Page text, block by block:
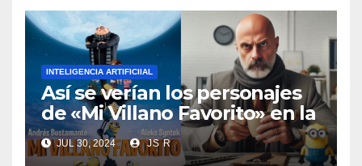
INTELIGENCIA ARTIFICIIAL
Así se verían los personajes
de «Mi Villano Favorito» en la
vida real según la
inteligencia artificial
JUL 30, 2024 JS R